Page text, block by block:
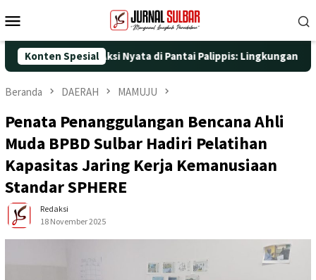
ke
Mobile
Konten Spesial
dengan Aksi Nyata di Pantai Palippis: Lingkungan dan
Beranda DAERAH MAMUJU
Penata Penanggulangan Bencana Ahli
Muda BPBD Sulbar Hadiri Pelatihan
Kapasitas Jaring Kerja Kemanusiaan
Standar SPHERE
Redaksi
18 November 2025